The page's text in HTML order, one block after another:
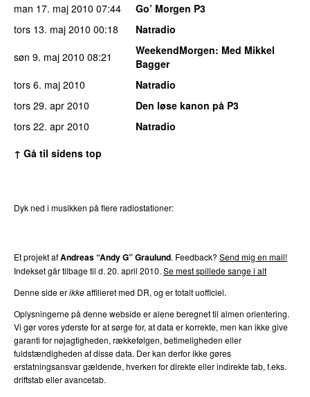
man 17. maj 2010 07:44
Go’ Morgen P3
tors 13. maj 2010 00:18
Natradio
søn 9. maj 2010 08:21 WeekendMorgen: Med Mikkel
Bagger
tors 6. maj 2010
Natradio
tors 29. apr 2010
Den løse kanon på P3
tors 22. apr 2010
Natradio
↑ Gå til sidens top
Dyk ned i musikken på flere radiostationer:
Et projekt afAndreas “Andy G” Graulund. Feedback? Send mig en mail!
Indekset går tilbage til d. 20. april 2010. Se mest spillede sange i alt
Denne side erikkeaffilieret med DR, og er totalt uofficiel.
Oplysningerne på denne webside er alene beregnet til almen orientering.
Vi gør vores yderste for at sørge for, at data er korrekte, men kan ikke give
garanti for nøjagtigheden, rækkefølgen, betimeligheden eller
fuldstændigheden af disse data. Der kan derfor ikke gøres
erstatningsansvar gældende, hverken for direkte eller indirekte tab, f.eks.
driftstab eller avancetab.